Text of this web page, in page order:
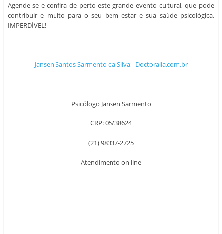
Agende-se e confira de perto este grande evento cultural, que pode
contribuir e muito para o seu bem estar e sua saúde psicológica.
IMPERDÍVEL!
Jansen Santos Sarmento da Silva - Doctoralia.com.br
Psicólogo Jansen Sarmento
CRP: 05/38624
(21) 98337-2725
Atendimento on line